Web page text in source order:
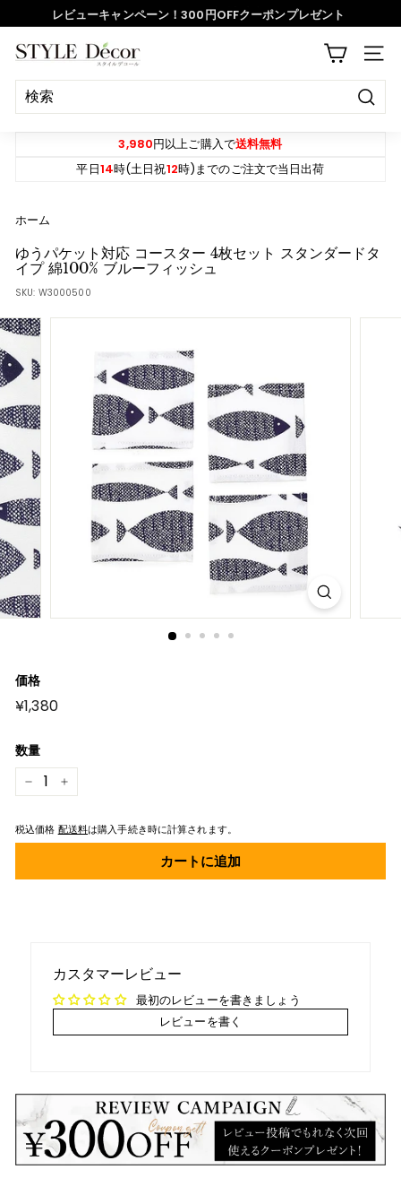
イ
ド
シ
ョ
ー
時
停
す
レビューキャンペーン！300円OFFクーポンプレゼント
S
T
Y
L
c
r
サイ
決
定
3,980円以上ご購入で送料無料
平日14時(土日祝12時)までのご注文で当日出荷
ホーム
ゆうパケット対応 コースター 4枚セット スタンダードタ
イプ 綿100% ブルーフィッシュ
SKU: W3000500
価格
元
格
¥1,380¥1,380
数量
− +
税込価格 配送料は購入手続き時に計算されます。
カートに追加
カスタマーレビュー
最初のレビューを書きましょう
レビューを書く